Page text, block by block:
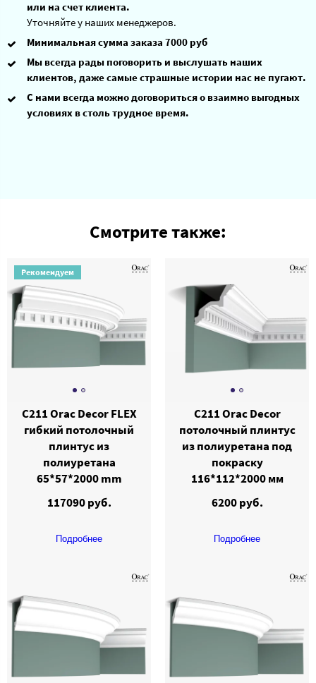
или на счет клиента.
Уточняйте у наших менеджеров.
Минимальная сумма заказа 7000 руб
Мы всегда рады поговорить и выслушать наших
клиентов, даже самые страшные истории нас не пугают.
С нами всегда можно договориться о взаимно выгодных
условиях в столь трудное время.
Смотрите также:
Рекомендуем
C211 Orac Decor FLEX
гибкий потолочный
плинтус из
полиуретана
65*57*2000 mm
117090 руб.
Подробнее
C211 Orac Decor
потолочный плинтус
из полиуретана под
покраску
116*112*2000 мм
6200 руб.
Подробнее